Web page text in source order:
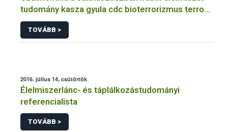
tudomány kasza gyula cdc bioterrorizmus terror
lépfene
TOVÁBB >
2016. július 14, csütörtök
Élelmiszerlánc- és táplálkozástudományi
referencialista
TOVÁBB >